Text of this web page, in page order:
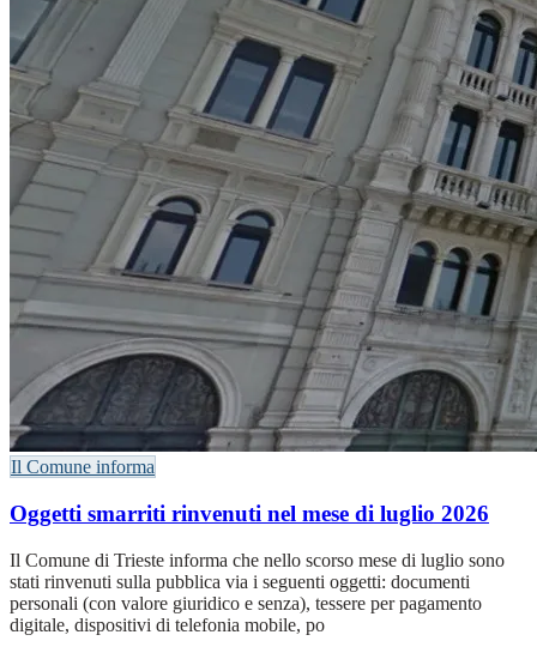
Il Comune informa
Oggetti smarriti rinvenuti nel mese di luglio 2026
Il Comune di Trieste informa che nello scorso mese di luglio sono
stati rinvenuti sulla pubblica via i seguenti oggetti: documenti
personali (con valore giuridico e senza), tessere per pagamento
digitale, dispositivi di telefonia mobile, po